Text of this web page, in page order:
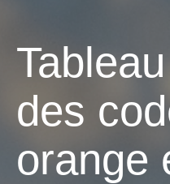
des
orange